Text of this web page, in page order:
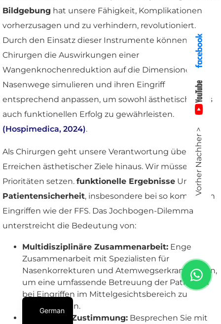
Bildgebung hat unsere Fähigkeit, Komplikationen
vorherzusagen und zu verhindern, revolutioniert.
Durch den Einsatz dieser Instrumente können
Chirurgen die Auswirkungen einer
Wangenknochenreduktion auf die Dimensionen der
Nasenwege simulieren und ihren Eingriff
entsprechend anpassen, um sowohl ästhetischen als
auch funktionellen Erfolg zu gewährleisten.
(Hospimedica, 2024).
Als Chirurgen geht unsere Verantwortung über das
Erreichen ästhetischer Ziele hinaus. Wir müssen
Prioritäten setzen. funktionelle Ergebnisse Und
Patientensicherheit, insbesondere bei so komplexen
Eingriffen wie der FFS. Das Jochbogen-Dilemma
unterstreicht die Bedeutung von:
Multidisziplinäre Zusammenarbeit: Enge
Zusammenarbeit mit Spezialisten für
Nasenkorrekturen und Atemwegserkrankungen,
um eine umfassende Betreuung der Patienten
bei Eingriffen im Mittelgesichtsbereich zu
gewährleisten.
Informierte Zustimmung: Besprechen Sie mit
Vorher Nachher >
German